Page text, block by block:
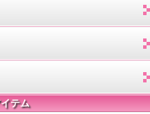
テム